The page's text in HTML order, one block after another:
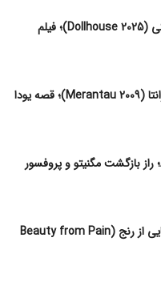
پیشنهاد فیلم خانه عروسکی (Dollhouse 2025)؛ فیلم
پیشنهاد فیلم جنگجوی مرانتا (Merantau 2009)؛ قصه یودا
Avengers: Doomsday؛ راز بازگشت مگنیتو و پروفسور
معرفی و داستان فیلم زیبایی از رنج (Beauty from Pain